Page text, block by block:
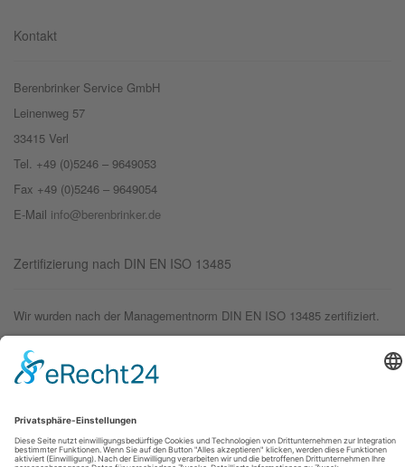
Kontakt
Berenbrinker Service GmbH
Leinenweg 57
33415 Verl
Tel. +49 (0)5246 – 9649053
Fax +49 (0)5246 – 9649054
E-Mail info@berenbrinker.de
Zertifizierung nach DIN EN ISO 13485
Wir wurden nach der Managementnorm DIN EN ISO 13485 zertifiziert.
© 2019 – Berenbrinker Service GmbH
Impressum Datenschutzerklärung Login Logout